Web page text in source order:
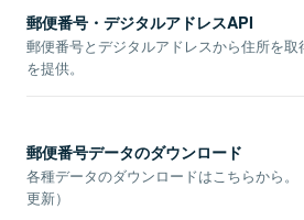
郵便番号・デジタルアドレスAPI
郵便番号とデジタルアドレスから住所を
を提供。
郵便番号データのダウンロード
各種データのダウンロードはこちらから。
更新）